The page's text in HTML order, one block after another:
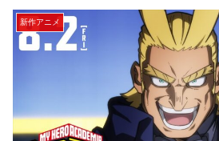
新作アニメ